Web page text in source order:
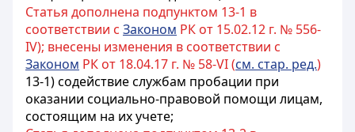
Статья дополнена подпунктом 13-1 в
соответствии с Законом РК от 15.02.12 г. № 556-
IV); внесены изменения в соответствии с
Законом РК от 18.04.17 г. № 58-VI (см. стар. ред.)
13-1) содействие службам пробации при
оказании социально-правовой помощи лицам,
состоящим на их учете;